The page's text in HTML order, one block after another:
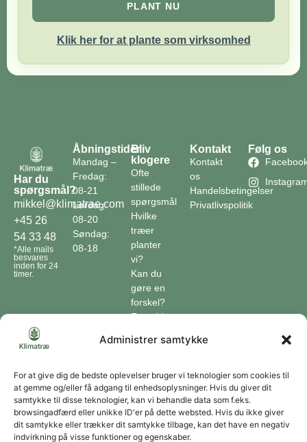
Administrer samtykke
For at give dig de bedste oplevelser bruger vi teknologier som cookies til
at gemme og/eller få adgang til enhedsoplysninger. Hvis du giver dit
samtykke til disse teknologier, kan vi behandle data som f.eks.
browsingadfærd eller unikke ID'er på dette websted. Hvis du ikke giver
dit samtykke eller trækker dit samtykke tilbage, kan det have en negativ
indvirkning på visse funktioner og egenskaber.
PLANT NU
Klik her for at plante som virksomhed
Har du
spørgsmål?
mikkel@klimatrae.com
+45 26
54 33 48
*Alle mails
besvares
inden for 24
timer.
Åbningstider
Mandag –
Fredag:
08-21
Lørdag:
08-20
Søndag:
08-18
Bliv
klogere
Ofte
stillede
spørgsmål
Hvilke
træer
planter
vi?
Kan du
gøre en
forskel?
En guide
Klimaordbogen
optager
træer
co2?
Kontakt
Kontakt
os
Handelsbetingelser
Privatlivspolitik
Følg os
Forbliv forbundet